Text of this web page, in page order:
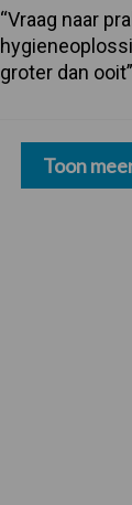
“Vraag naar
groter dan ooit”
Toon